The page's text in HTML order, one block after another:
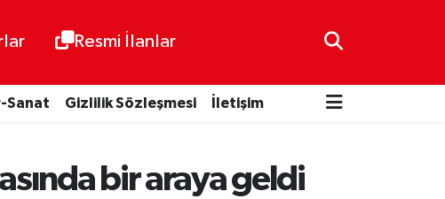
Resmi İlanlar
Sanat Gizlilik Sözleşmesi İletişim
bir araya geldi